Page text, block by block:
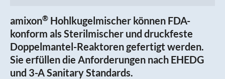
amixon® Hohlkugelmischer können FDA-
konform als Sterilmischer und druckfeste
Doppelmantel-Reaktoren gefertigt werden.
Sie erfüllen die Anforderungen nach EHEDG
und 3-A Sanitary Standards.